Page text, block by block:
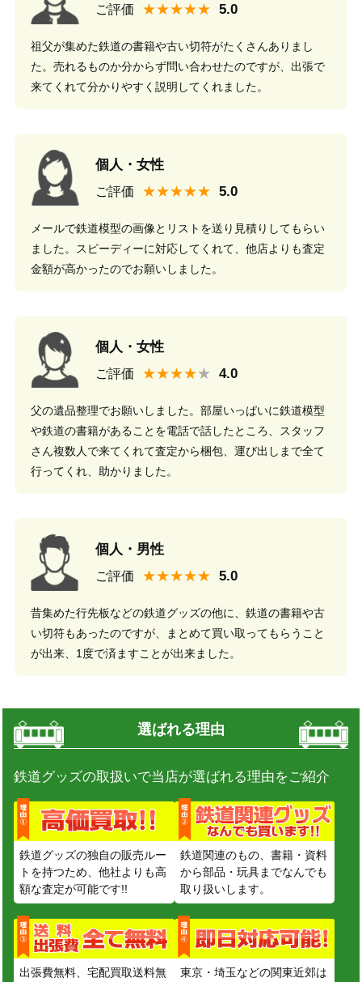
ご評価 ★★★★★
祖父が集めた鉄道の書籍や古い切符がたくさんありまし
た。売れるものか分からず問い合わせたのですが、出張で
来てくれて分かりやすく説明してくれました。
個人・女性
ご評価 ★★★★★
メールで鉄道模型の画像とリストを送り見積りしてもらい
ました。スピーディーに対応してくれて、他店よりも査定
金額が高かったのでお願いしました。
個人・女性
ご評価 ★★★★
父の遺品整理でお願いしました。部屋いっぱいに鉄道模型
や鉄道の書籍があることを電話で話したところ、スタッフ
さん複数人で来てくれて査定から梱包、運び出しまで全て
行ってくれ、助かりました。
個人・男性
ご評価 ★★★★★
昔集めた行先板などの鉄道グッズの他に、鉄道の書籍や古
い切符もあったのですが、まとめて買い取ってもらうこと
が出来、1度で済ますことが出来ました。
選ばれる理由
鉄道グッズの取扱いで当店が選ばれる理由をご紹介
鉄道グッズの独自の販売ルー
トを持つため、他社よりも高
額な査定が可能です!!
鉄道関連のもの、書籍・資料
から部品・玩具までなんでも
取り扱いします。
出張費無料、宅配買取送料無
東京・埼玉などの関東近郊は